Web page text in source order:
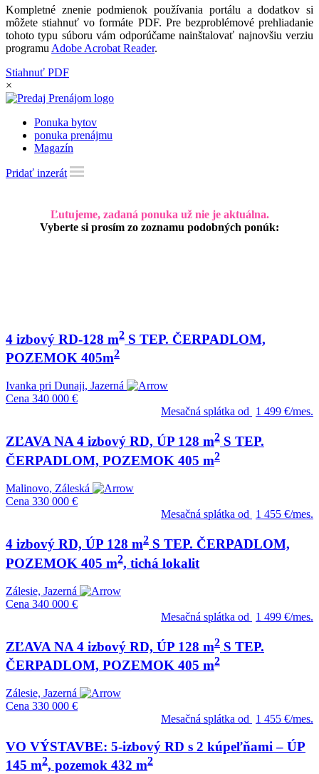
Kompletné znenie podmienok používania portálu a dodatkov si
môžete stiahnuť vo formáte PDF. Pre bezproblémové prehliadanie
tohoto typu súboru vám odporúčame nainštalovať najnovšiu verziu
programu Adobe Acrobat Reader.
Stiahnuť PDF
×
Ponuka bytov
ponuka prenájmu
Magazín
Pridať inzerát
Ľutujeme, zadaná ponuka už nie je aktuálna.
Vyberte si prosím zo zoznamu podobných ponúk:
4 izbový RD-128 m2 S TEP. ČERPADLOM,
POZEMOK 405m2
Ivanka pri Dunaji, Jazerná
Cena 340 000 €
Mesačná splátka od
1 499 €/mes.
ZĽAVA NA 4 izbový RD, ÚP 128 m2 S TEP.
ČERPADLOM, POZEMOK 405 m2
Malinovo, Záleská
Cena 330 000 €
Mesačná splátka od
1 455 €/mes.
4 izbový RD, ÚP 128 m2 S TEP. ČERPADLOM,
POZEMOK 405 m2, tichá lokalit
Zálesie, Jazerná
Cena 340 000 €
Mesačná splátka od
1 499 €/mes.
ZĽAVA NA 4 izbový RD, ÚP 128 m2 S TEP.
ČERPADLOM, POZEMOK 405 m2
Zálesie, Jazerná
Cena 330 000 €
Mesačná splátka od 1 455 €/mes.
VO VÝSTAVBE: 5-izbový RD s 2 kúpeľňami – ÚP
145 m2, pozemok 432 m2